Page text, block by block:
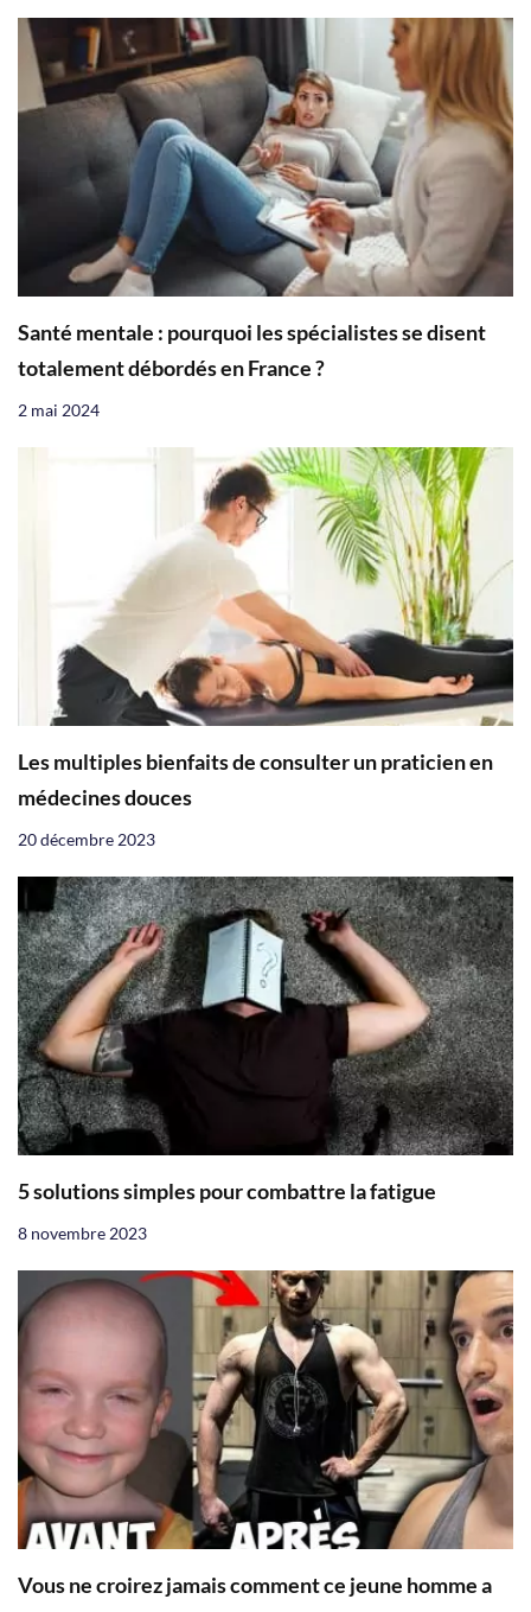
Santé mentale : pourquoi les spécialistes se disent
totalement débordés en France ?
2 mai 2024
Les multiples bienfaits de consulter un praticien en
médecines douces
20 décembre 2023
5 solutions simples pour combattre la fatigue
8 novembre 2023
Vous ne croirez jamais comment ce jeune homme a